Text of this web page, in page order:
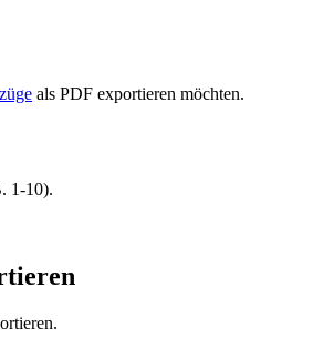
als PDF exportieren möchten.
1-10).